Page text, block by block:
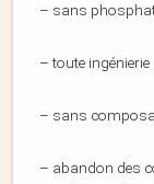
– sans
– toute ingénierie
– sans
– abandon des